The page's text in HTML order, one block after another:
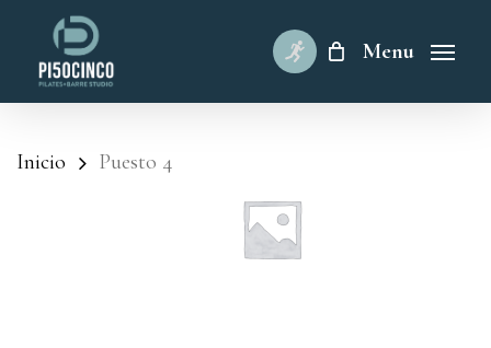
content
Menu
Inicio Puesto 4